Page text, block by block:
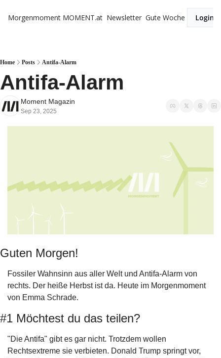
Morgenmoment MOMENT.at Newsletter Gute Woche Login
Home Posts Antifa-Alarm
Antifa-Alarm
Moment Magazin
Sep 23, 2025
Guten Morgen!
Fossiler Wahnsinn aus aller Welt und Antifa-Alarm von
rechts. Der heiße Herbst ist da. Heute im Morgenmoment
von Emma Schrade.
#1 Möchtest du das teilen?
"Die Antifa" gibt es gar nicht. Trotzdem wollen
Rechtsextreme sie verbieten. Donald Trump springt vor,